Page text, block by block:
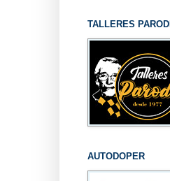
TALLERES PARODI
AUTODOPER